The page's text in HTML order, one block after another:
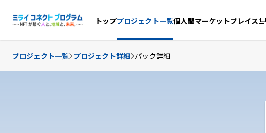
トッププロジェクト一覧個人間マーケットプレイス
プロジェクト一覧 プロジェクト詳細 パック詳細